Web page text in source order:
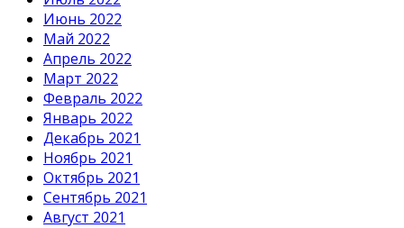
Июнь 2022
Май 2022
Апрель 2022
Март 2022
Февраль 2022
Январь 2022
Декабрь 2021
Ноябрь 2021
Октябрь 2021
Сентябрь 2021
Август 2021